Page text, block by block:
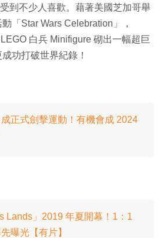
到不少人喜歡。藉著美國芝加哥舉
「Star Wars Celebration」，
白兵 Minifigure 砌出一幅超巨
功打破世界紀錄！
正式劍擊運動！有機會成 2024
Lands」2019 年夏開幕！1：1
曝光【有片】